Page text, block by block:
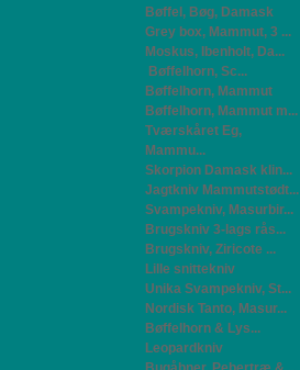
Bøffel, Bøg, Damask
Grey box, Mammut, 3 ...
Moskus, Ibenholt, Da...
Bøffelhorn, Sc...
Bøffelhorn, Mammut
Bøffelhorn, Mammut m...
Tværskåret Eg,
Mammu...
Skorpion Damask klin...
Jagtkniv Mammutstødt...
Svampekniv, Masurbir...
Brugskniv 3-lags rås...
Brugskniv, Ziricote ...
Lille snittekniv
Unika Svampekniv, St...
Nordisk Tanto, Masur...
Bøffelhorn & Lys...
Leopardkniv